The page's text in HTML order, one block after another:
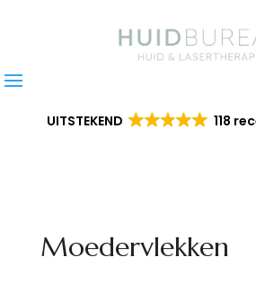
UITSTEKEND 118
Moedervlekken